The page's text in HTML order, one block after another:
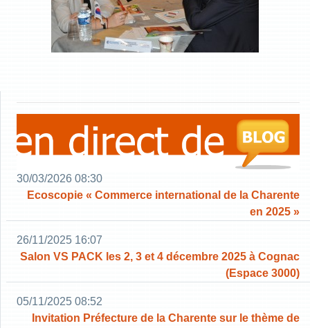
30/03/2026 08:30
Ecoscopie « Commerce international de la Charente
en 2025 »
26/11/2025 16:07
Salon VS PACK les 2, 3 et 4 décembre 2025 à Cognac
(Espace 3000)
05/11/2025 08:52
Invitation Préfecture de la Charente sur le thème de